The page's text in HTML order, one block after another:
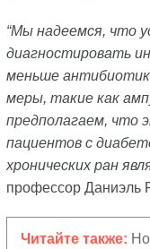
“Мы надеемся, что
диагностировать
меньше
меры, такие как
предполагаем, что
пациентов с
хронических ран
профессор Даниэль
Читайте также: